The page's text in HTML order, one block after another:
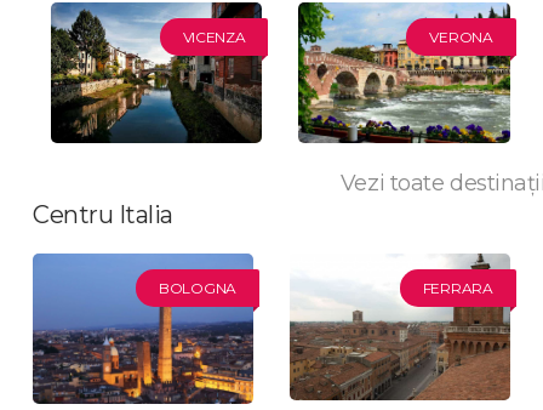
VICENZA VERONA
Vezi toate
Centru Italia
BOLOGNA FERRARA